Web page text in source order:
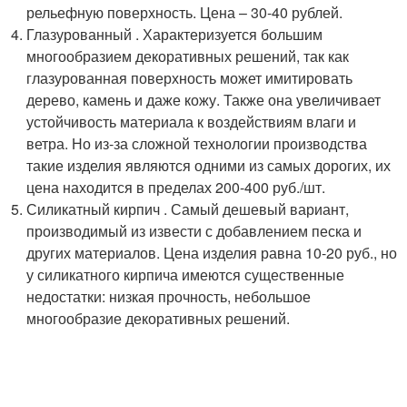
рельефную поверхность. Цена – 30-40 рублей.
Глазурованный . Характеризуется большим
многообразием декоративных решений, так как
глазурованная поверхность может имитировать
дерево, камень и даже кожу. Также она увеличивает
устойчивость материала к воздействиям влаги и
ветра. Но из-за сложной технологии производства
такие изделия являются одними из самых дорогих, их
цена находится в пределах 200-400 руб./шт.
Силикатный кирпич . Самый дешевый вариант,
производимый из извести с добавлением песка и
других материалов. Цена изделия равна 10-20 руб., но
у силикатного кирпича имеются существенные
недостатки: низкая прочность, небольшое
многообразие декоративных решений.